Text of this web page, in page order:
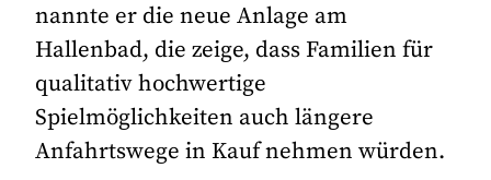
nannte er die neue Anlage am
Hallenbad, die zeige, dass Familien für
qualitativ hochwertige
Spielmöglichkeiten auch längere
Anfahrtswege in Kauf nehmen würden.